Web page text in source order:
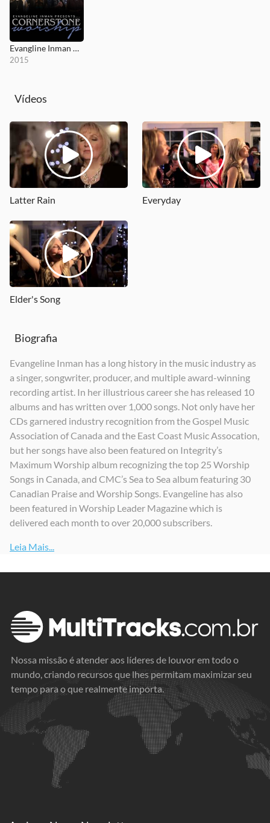
Evangline Inman Presents Cornerstone Worship
2015
Vídeos
Latter Rain Everyday
Elder's Song
Biografia
Evangeline Inman has a long history in the music industry as
a singer, songwriter, producer, and multiple award-winning
recording artist. In her illustrious career she has released 10
albums and has written over 1,000 songs. Not only have her
CDs garnered industry recognition from the Gospel Music
Association of Canada and the East Coast Music Assocation,
but her songs have also been featured on Integrity’s
Maximum Worship album recognizing the top 25 Worship
Songs in Canada, and CMC’s Sea to Sea album featuring 30
Canadian Praise and Worship Songs. Evangeline has also
been featured in Worship Leader Magazine which is
delivered each month to over 20,000 subscribers.
Leia Mais...
Nossa missão é atender aos líderes de louvor em todo o
mundo, criando recursos que lhes permitam maximizar seu
tempo para o que realmente importa.